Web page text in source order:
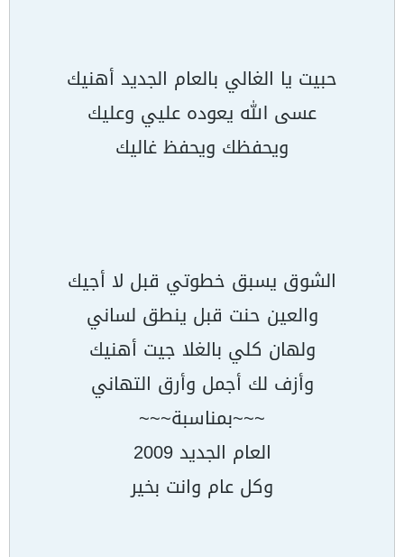
حبيت يا الغالي بالعام الجديد أهنيك
عسى الله يعوده عليي وعليك
ويحفظك ويحفظ غاليك
الشوق يسبق خطوتي قبل لا أجيك
والعين حنت قبل ينطق لساني
ولهان كلي بالغلا جيت أهنيك
وأزف لك أجمل وأرق التهاني
~~~بمناسبة~~~
العام الجديد 2009
وكل عام وانت بخير